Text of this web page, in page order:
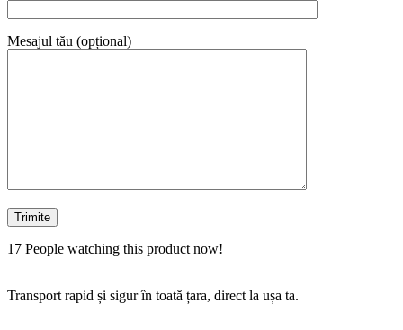
Mesajul tău (opțional)
17 People watching this product now!
Transport rapid și sigur în toată țara, direct la ușa ta.